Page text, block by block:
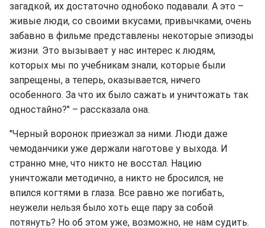
загадкой, их достаточно однобоко подавали. А это –
живые люди, со своими вкусами, привычками, очень
забавно в фильме представлены некоторые эпизоды
жизни. Это вызывает у нас интерес к людям,
которых мы по учебникам знали, которые были
запрещены, а теперь, оказывается, ничего
особенного. За что их было сажать и уничтожать так
одностайно?" – рассказала она.
"Черный воронок приезжал за ними. Люди даже
чемоданчики уже держали наготове у выхода. И
странно мне, что никто не восстал. Нацию
уничтожали методично, а никто не бросился, не
впился когтями в глаза. Все равно же погибать,
неужели нельзя было хоть еще пару за собой
потянуть? Но об этом уже, возможно, не нам судить.